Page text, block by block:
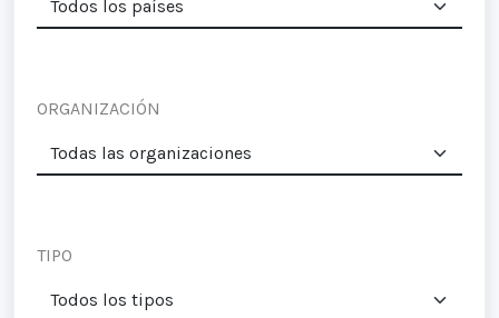
ORGANIZACIÓN
TIPO